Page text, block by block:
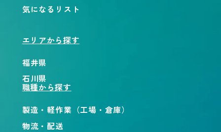
気になるリスト
エリアから探す
福井県
石川県
職種から探す
製造・軽作業（工場・倉庫）
物流・配送